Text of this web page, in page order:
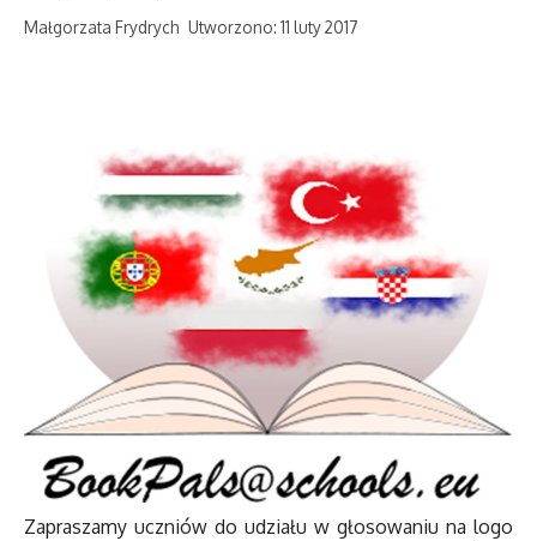
Małgorzata Frydrych Utworzono: 11 luty 2017
Zapraszamy uczniów do udziału w głosowaniu na logo